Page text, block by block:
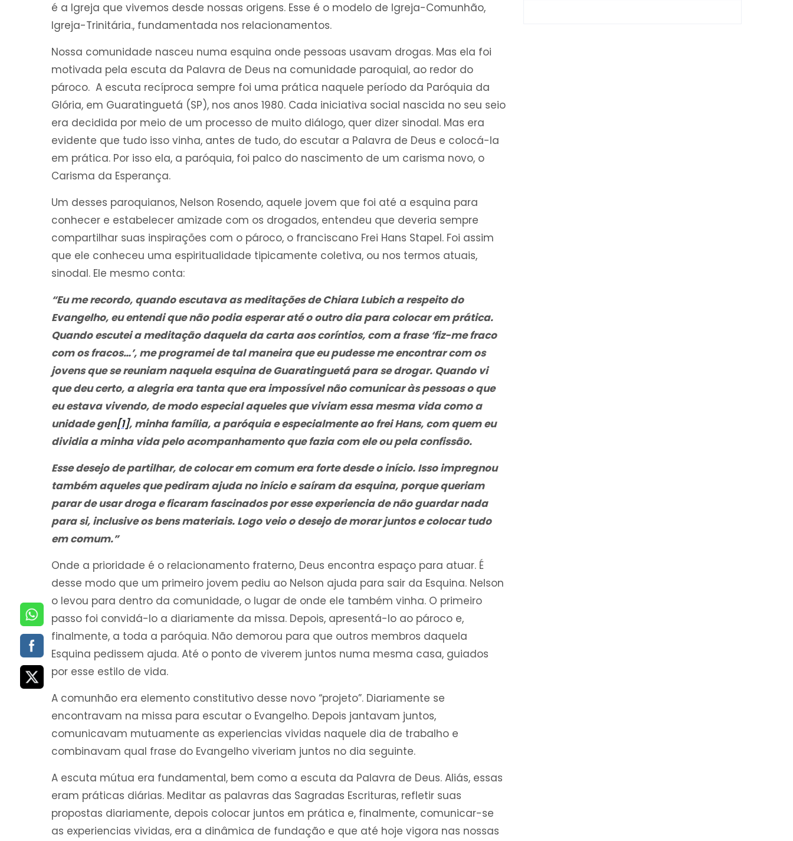
é a Igreja que vivemos desde nossas origens. Esse é o modelo de Igreja-Comunhão,
Igreja-Trinitária., fundamentada nos relacionamentos.
Nossa comunidade nasceu numa esquina onde pessoas usavam drogas. Mas ela foi
motivada pela escuta da Palavra de Deus na comunidade paroquial, ao redor do
pároco. A escuta recíproca sempre foi uma prática naquele período da Paróquia da
Glória, em Guaratinguetá (SP), nos anos 1980. Cada iniciativa social nascida no seu seio
era decidida por meio de um processo de muito diálogo, quer dizer sinodal. Mas era
evidente que tudo isso vinha, antes de tudo, do escutar a Palavra de Deus e colocá-la
em prática. Por isso ela, a paróquia, foi palco do nascimento de um carisma novo, o
Carisma da Esperança.
Um desses paroquianos, Nelson Rosendo, aquele jovem que foi até a esquina para
conhecer e estabelecer amizade com os drogados, entendeu que deveria sempre
compartilhar suas inspirações com o pároco, o franciscano Frei Hans Stapel. Foi assim
que ele conheceu uma espiritualidade tipicamente coletiva, ou nos termos atuais,
sinodal. Ele mesmo conta:
“Eu me recordo, quando escutava as meditações de Chiara Lubich a respeito do
Evangelho, eu entendi que não podia esperar até o outro dia para colocar em prática.
Quando escutei a meditação daquela da carta aos coríntios, com a frase ‘fiz-me fraco
com os fracos…’, me programei de tal maneira que eu pudesse me encontrar com os
jovens que se reuniam naquela esquina de Guaratinguetá para se drogar. Quando vi
que deu certo, a alegria era tanta que era impossível não comunicar às pessoas o que
eu estava vivendo, de modo especial aqueles que viviam essa mesma vida como a
unidade gen[1], minha família, a paróquia e especialmente ao frei Hans, com quem eu
dividia a minha vida pelo acompanhamento que fazia com ele ou pela confissão.
Esse desejo de partilhar, de colocar em comum era forte desde o início. Isso impregnou
também aqueles que pediram ajuda no início e saíram da esquina, porque queriam
parar de usar droga e ficaram fascinados por esse experiencia de não guardar nada
para si, inclusive os bens materiais. Logo veio o desejo de morar juntos e colocar tudo
em comum.”
Onde a prioridade é o relacionamento fraterno, Deus encontra espaço para atuar. É
desse modo que um primeiro jovem pediu ao Nelson ajuda para sair da Esquina. Nelson
o levou para dentro da comunidade, o lugar de onde ele também vinha. O primeiro
passo foi convidá-lo a diariamente da missa. Depois, apresentá-lo ao pároco e,
finalmente, a toda a paróquia. Não demorou para que outros membros daquela
Esquina pedissem ajuda. Até o ponto de viverem juntos numa mesma casa, guiados
por esse estilo de vida.
A comunhão era elemento constitutivo desse novo “projeto”. Diariamente se
encontravam na missa para escutar o Evangelho. Depois jantavam juntos,
comunicavam mutuamente as experiencias vividas naquele dia de trabalho e
combinavam qual frase do Evangelho viveriam juntos no dia seguinte.
A escuta mútua era fundamental, bem como a escuta da Palavra de Deus. Aliás, essas
eram práticas diárias. Meditar as palavras das Sagradas Escrituras, refletir suas
propostas diariamente, depois colocar juntos em prática e, finalmente, comunicar-se
as experiencias vividas, era a dinâmica de fundação e que até hoje vigora nas nossas